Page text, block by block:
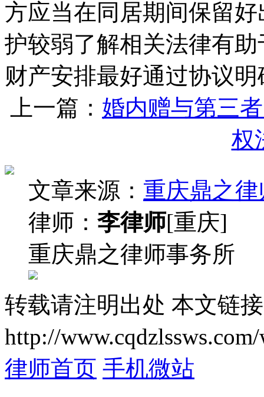
方应当在同居期间保留
护较弱了解相关法律有
财产安排最好通过协议明
上一篇： 婚内赠与第三
权
文章来源： 重庆鼎之
律师： 李律师[重庆]
重庆鼎之律师事务所
转载请注明出处 本文链
http://
律师首页 手机微站